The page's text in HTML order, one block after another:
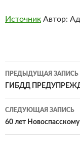
Источник Автор:
Навигация
по
записям
ПРЕДЫДУЩАЯ ЗАПИСЬ
ГИБДД
СЛЕДУЮЩАЯ ЗАПИСЬ
60 лет